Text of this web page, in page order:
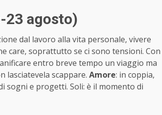
23 agosto)
dal lavoro alla vita personale, vivere
care, soprattutto se ci sono tensioni. Con
entro breve tempo un viaggio ma
lasciatevela scappare. Amore: in coppia,
e progetti. Soli: è il momento di